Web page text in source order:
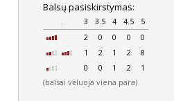
Balsų pasiskirstymas:
. 3 3.5 4 4.5
5
2
0 0 0
0
1
2 1 2
8
0
0 1 2 1
(balsai vėluoja viena para)